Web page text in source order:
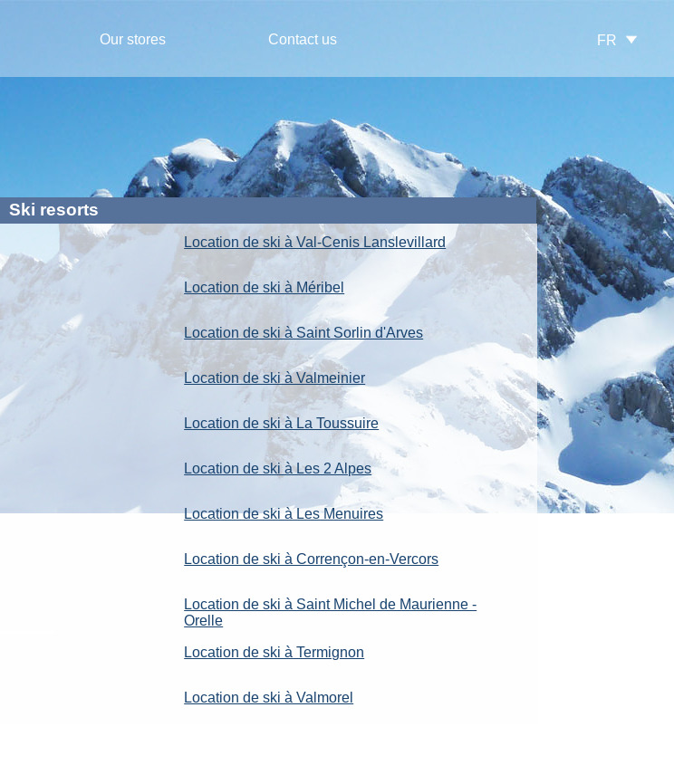
Our stores Contact us FR
Ski resorts
Location de ski à Val-Cenis Lanslevillard
Location de ski à Méribel
Location de ski à Saint Sorlin d'Arves
Location de ski à Valmeinier
Location de ski à La Toussuire
Location de ski à Les 2 Alpes
Location de ski à Les Menuires
Location de ski à Corrençon-en-Vercors
Location de ski à Saint Michel de Maurienne -
Orelle
Location de ski à Termignon
Location de ski à Valmorel